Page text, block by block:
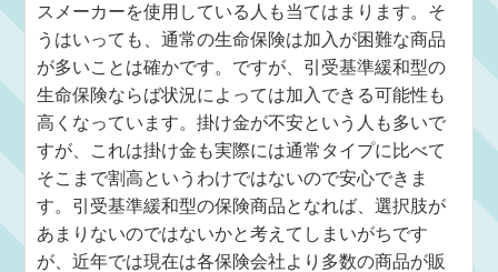
スメーカーを使用している人も当てはまります。そ
うはいっても、通常の生命保険は加入が困難な商品
が多いことは確かです。ですが、引受基準緩和型の
生命保険ならば状況によっては加入できる可能性も
高くなっています。掛け金が不安という人も多いで
すが、これは掛け金も実際には通常タイプに比べて
そこまで割高というわけではないので安心できま
す。引受基準緩和型の保険商品となれば、選択肢が
あまりないのではないかと考えてしまいがちです
が、近年では現在は各保険会社より多数の商品が販